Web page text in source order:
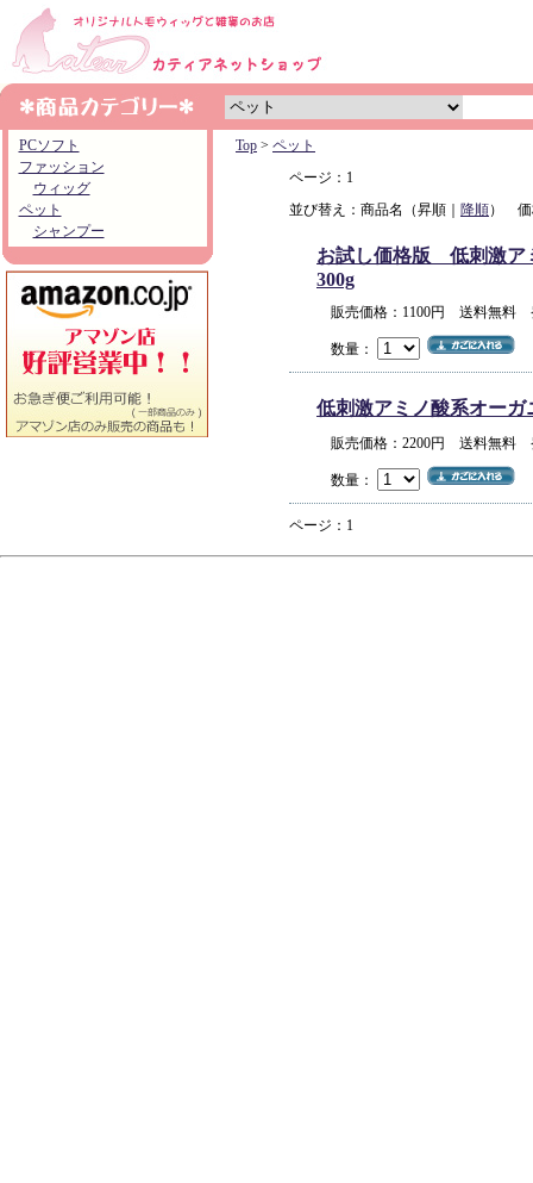
PCソフト
ファッション
ウィッグ
ペット
シャンプー
Top > ペット
ページ：1
並び替え：商品名（昇順｜ 降順） 価
お試し価格版 低刺激ア
300g
販売価格：1100円 送料無料
数量：
低刺激アミノ酸系オーガ
販売価格：2200円 送料無料
数量：
ページ：1